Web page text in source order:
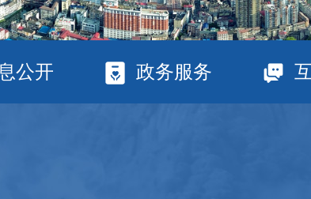
公开 政务服务